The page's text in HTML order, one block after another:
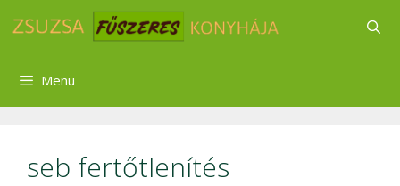
Menu
seb fertőtlenítés